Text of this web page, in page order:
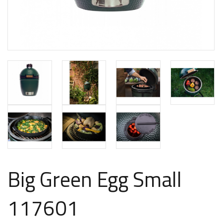
Big Green Egg Small
117601